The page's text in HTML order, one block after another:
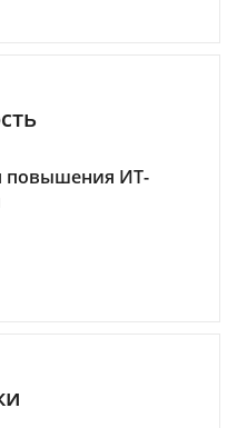
повышения ИТ-